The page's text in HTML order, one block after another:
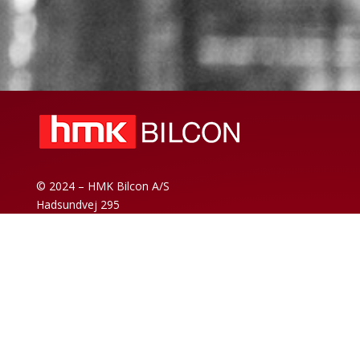
© 2024 – HMK Bilcon A/S
Hadsundvej 295